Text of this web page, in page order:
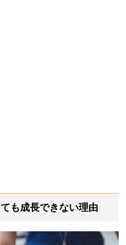
も成長できない理由